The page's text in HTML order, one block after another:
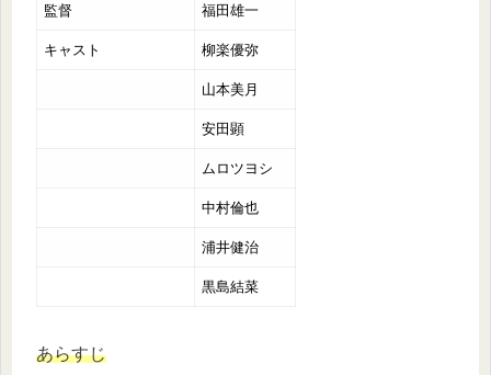
監督 福田雄一
キャスト 柳楽優弥
山本美月
安田顕
ムロツヨシ
中村倫也
浦井健治
黒島結菜
あらすじ